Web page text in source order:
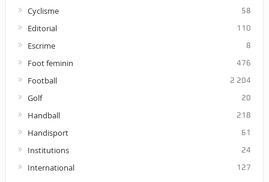
Cyclisme 58
Editorial 110
Escrime 8
Foot feminin 476
Football 2 204
Golf 20
Handball 218
Handisport 61
Institutions 24
International 127